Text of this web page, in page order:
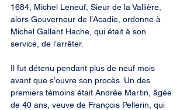
1684, Michel Leneuf, Sieur de la Vallière,
alors Gouverneur de l’Acadie, ordonne à
Michel Gallant Hache, qui était à son
service, de l’arrêter.
Il fut détenu pendant plus de neuf mois
avant que s’ouvre son procès. Un des
premiers témoins était Andrée Martin, âgée
de 40 ans, veuve de François Pellerin, qui